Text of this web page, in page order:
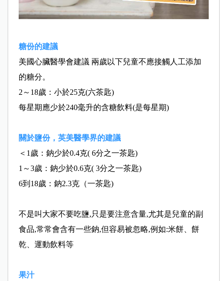
糖份的建議
美國心臟醫學會建議 兩歲以下兒童不應接觸人工添加
的糖分。
2～18歲：小於25克(六茶匙)
每星期應少於240毫升的含糖飲料(是每星期)
關於鹽份，英美醫學界的建議
＜1歲：鈉少於0.4克( 6分之一茶匙)
1～3歲：鈉少於0.6克( 3分之一茶匙)
6到18歲：鈉2.3克（一茶匙)
不是叫大家不要吃鹽,只是要注意含量,尤其是兒童的副
食品,常常會含有一些鈉,但容易被忽略,例如:米餅、餅
乾、運動飲料等
果汁